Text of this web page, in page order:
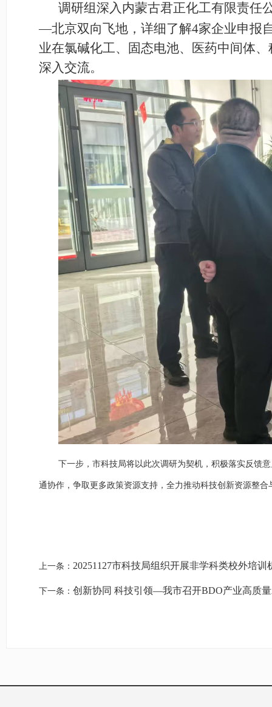
调研组深入内蒙古君正化工有限责任
—北京双向飞地，详细了解4家企业申报
业在氯碱化工、固态电池、医药中间体
深入交流。
下一步，市科技局将以此次调研为契机，积极落实反馈
通协作，争取更多政策资源支持，全力推动科技创新资源整
上一条： 20251127市科技局组织开展非学科类校外培训
下一条： 创新协同 科技引领—我市召开BDO产业高质